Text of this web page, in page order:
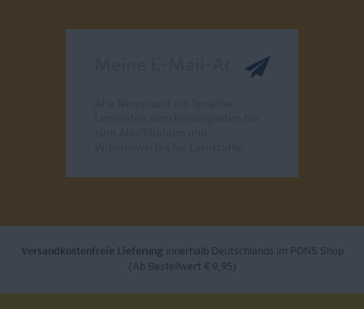
Versandkostenfreie Lieferung innerhalb Deutschlands im PONS Shop
(Ab Bestellwert € 9,95)